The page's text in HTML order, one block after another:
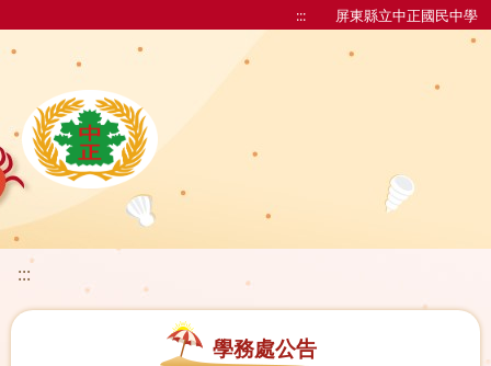
::: 屏東縣立中正國民中學
:::
學務處公告